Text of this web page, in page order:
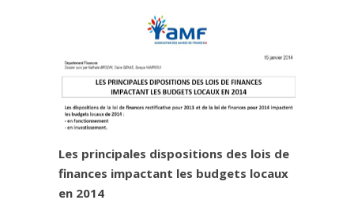
Les principales dispositions des lois de
finances impactant les budgets locaux
en 2014